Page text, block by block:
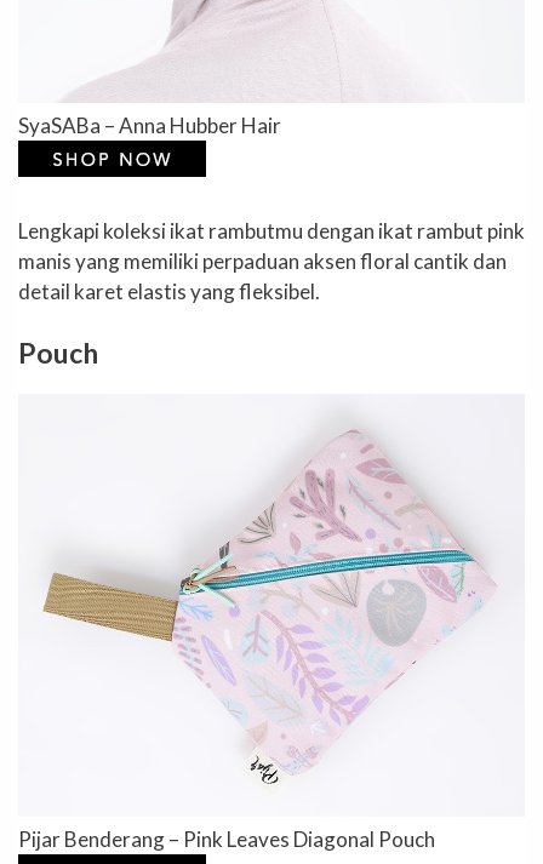
SyaSABa – Anna Hubber Hair
Lengkapi koleksi ikat rambutmu dengan ikat rambut pink
manis yang memiliki perpaduan aksen floral cantik dan
detail karet elastis yang fleksibel.
Pouch
Pijar Benderang – Pink Leaves Diagonal Pouch